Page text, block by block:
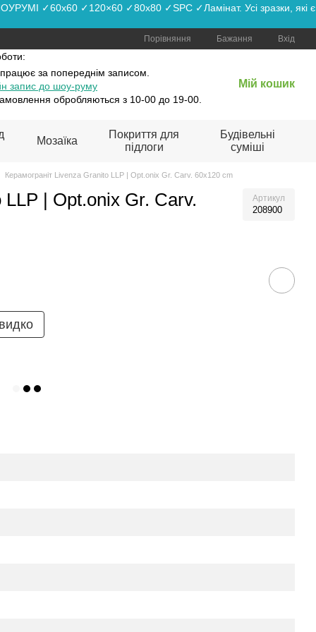
✓60x60 ✓120×60 ✓80x80 ✓SPC ✓Ламінат. Усі зразки, які є
Порівняння Бажання Вхід
за попереднім записом.
запис до шоу-руму
обробляються з 10-00 до 19-00.
Мій кошик
Мозаїка
Покриття для
підлоги
Будівельні
суміші
Керамограніт Livenza Granito LLP | Opt.onix Gr. Carv. 60x120 cm
LLP | Opt.onix Gr. Carv.
Артикул
208900